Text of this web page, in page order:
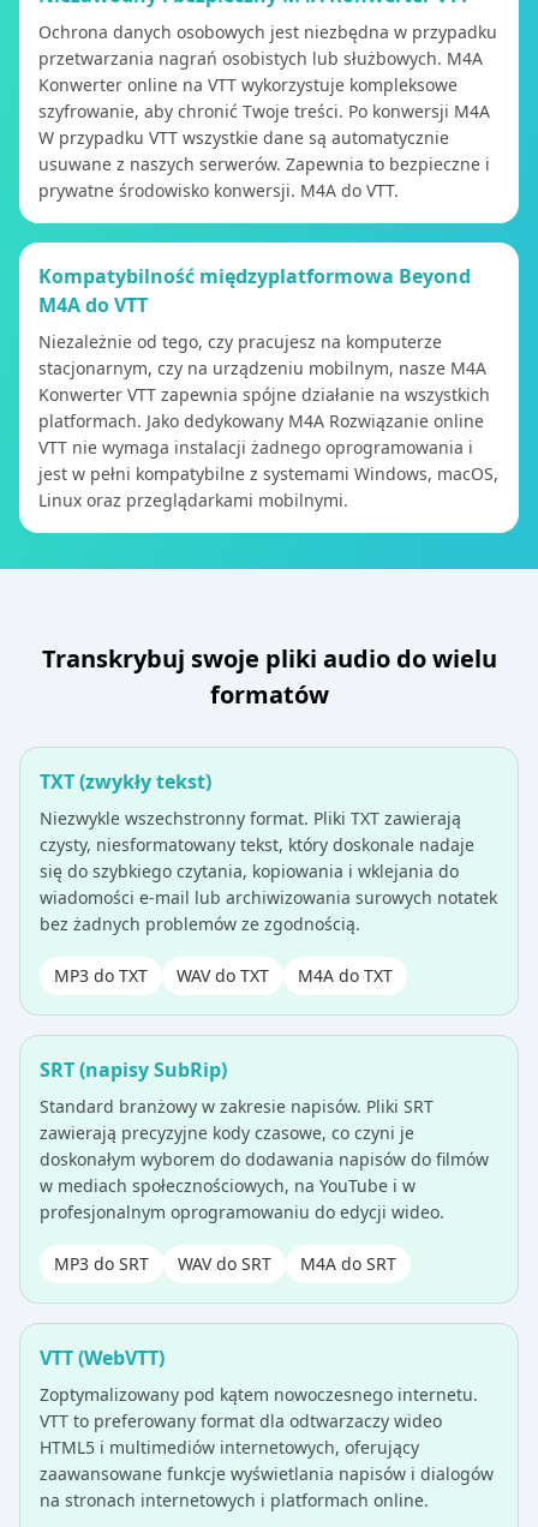
Ochrona danych osobowych jest niezbędna w przypadku
przetwarzania nagrań osobistych lub służbowych. M4A
Konwerter online na VTT wykorzystuje kompleksowe
szyfrowanie, aby chronić Twoje treści. Po konwersji M4A
W przypadku VTT wszystkie dane są automatycznie
usuwane z naszych serwerów. Zapewnia to bezpieczne i
prywatne środowisko konwersji. M4A do VTT.
Kompatybilność międzyplatformowa Beyond
M4A do VTT
Niezależnie od tego, czy pracujesz na komputerze
stacjonarnym, czy na urządzeniu mobilnym, nasze M4A
Konwerter VTT zapewnia spójne działanie na wszystkich
platformach. Jako dedykowany M4A Rozwiązanie online
VTT nie wymaga instalacji żadnego oprogramowania i
jest w pełni kompatybilne z systemami Windows, macOS,
Linux oraz przeglądarkami mobilnymi.
Transkrybuj swoje pliki audio do wielu
formatów
TXT (zwykły tekst)
Niezwykle wszechstronny format. Pliki TXT zawierają
czysty, niesformatowany tekst, który doskonale nadaje
się do szybkiego czytania, kopiowania i wklejania do
wiadomości e-mail lub archiwizowania surowych notatek
bez żadnych problemów ze zgodnością.
MP3 do TXT WAV do TXT M4A do TXT
SRT (napisy SubRip)
Standard branżowy w zakresie napisów. Pliki SRT
zawierają precyzyjne kody czasowe, co czyni je
doskonałym wyborem do dodawania napisów do filmów
w mediach społecznościowych, na YouTube i w
profesjonalnym oprogramowaniu do edycji wideo.
MP3 do SRT WAV do SRT M4A do SRT
VTT (WebVTT)
Zoptymalizowany pod kątem nowoczesnego internetu.
VTT to preferowany format dla odtwarzaczy wideo
HTML5 i multimediów internetowych, oferujący
zaawansowane funkcje wyświetlania napisów i dialogów
na stronach internetowych i platformach online.